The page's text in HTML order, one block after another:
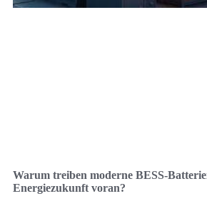
Warum treiben moderne BESS-
Energiezukunft voran?